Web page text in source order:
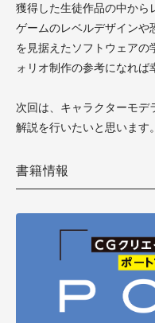
獲得した生徒作品の中から
ゲームのレベルデザインや
を見据えたソフトウェアの
ォリオ制作の参考になれば
次回は、キャラクターモデ
解説を行いたいと思います。
書籍情報